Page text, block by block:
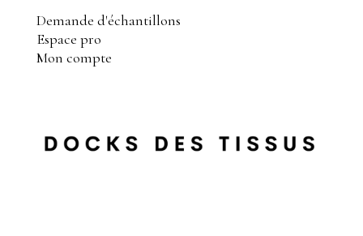
Demande d'échantillons
Espace pro
Mon compte